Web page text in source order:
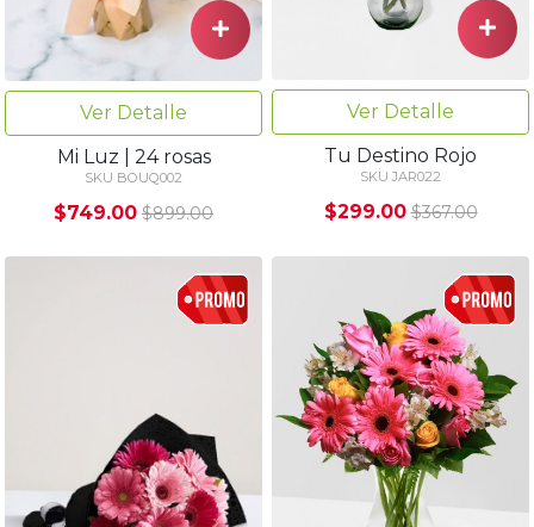
Ver Detalle
Mi Luz | 24 rosas
SKU BOUQ002
$749.00 $899.00
Ver Detalle
Tu Destino Rojo
SKU JAR022
$299.00 $367.00